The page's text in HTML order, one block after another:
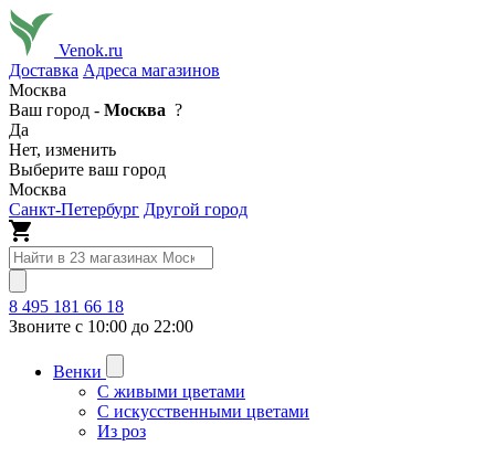
Venok.ru
Доставка Адреса магазинов
Москва
Ваш город - Москва ?
Да
Нет, изменить
Выберите ваш город
Москва
Санкт-Петербург Другой город
8 495 181 66 18
Звоните с 10:00 до 22:00
Венки
С живыми цветами
С искусственными цветами
Из роз